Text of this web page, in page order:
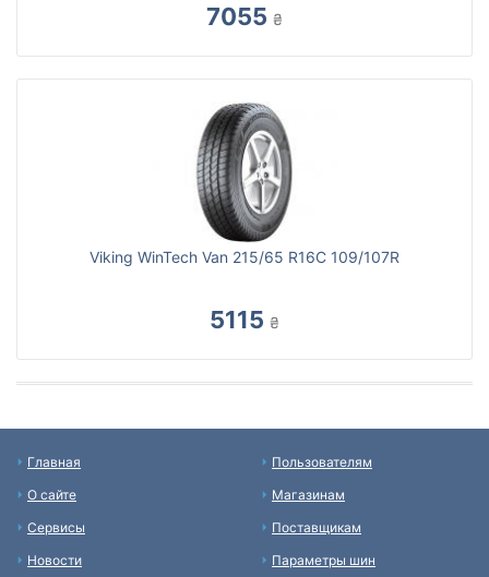
7055 ₴
Viking WinTech Van 215/65 R16C 109/107R
5115 ₴
Главная
О сайте
Сервисы
Новости
Пользователям
Магазинам
Поставщикам
Параметры шин